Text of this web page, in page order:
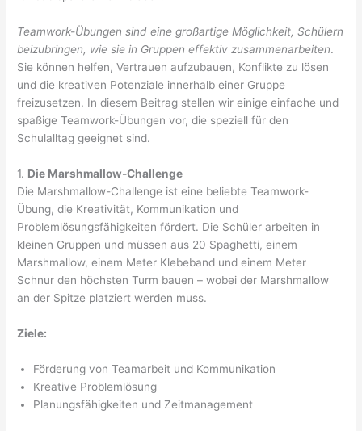
Teamwork-Übungen sind eine großartige Möglichkeit, Schülern
beizubringen, wie sie in Gruppen effektiv zusammenarbeiten.
Sie können helfen, Vertrauen aufzubauen, Konflikte zu lösen
und die kreativen Potenziale innerhalb einer Gruppe
freizusetzen. In diesem Beitrag stellen wir einige einfache und
spaßige Teamwork-Übungen vor, die speziell für den
Schulalltag geeignet sind.
1. Die Marshmallow-Challenge
Die Marshmallow-Challenge ist eine beliebte Teamwork-
Übung, die Kreativität, Kommunikation und
Problemlösungsfähigkeiten fördert. Die Schüler arbeiten in
kleinen Gruppen und müssen aus 20 Spaghetti, einem
Marshmallow, einem Meter Klebeband und einem Meter
Schnur den höchsten Turm bauen – wobei der Marshmallow
an der Spitze platziert werden muss.
Ziele:
Förderung von Teamarbeit und Kommunikation
Kreative Problemlösung
Planungsfähigkeiten und Zeitmanagement